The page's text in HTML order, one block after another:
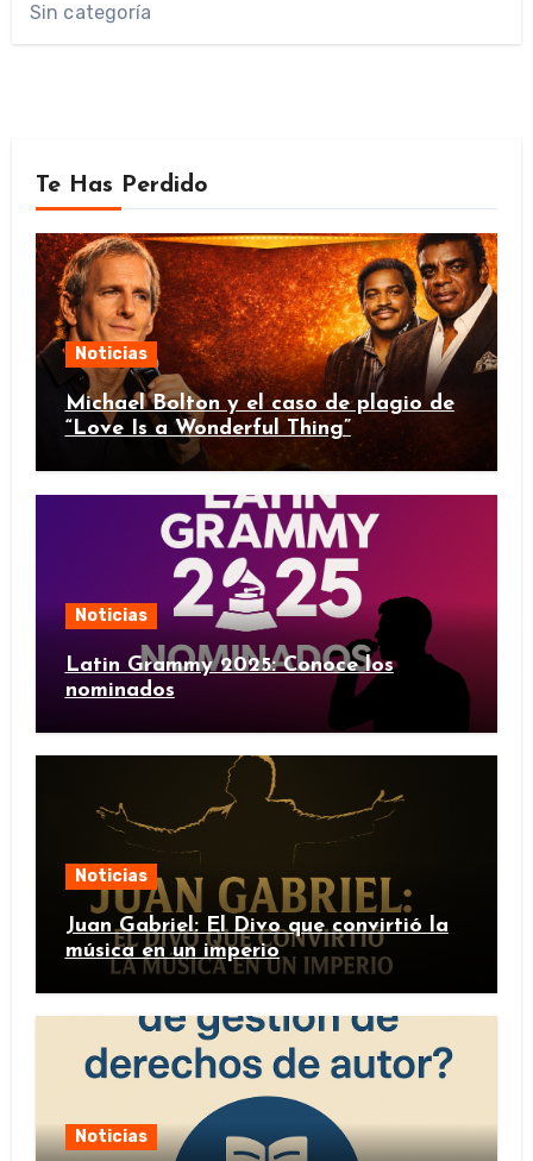
Sin categoría
Te Has Perdido
Noticias
Michael Bolton y el caso de plagio de
“Love Is a Wonderful Thing”
Noticias
Latin Grammy 2025: Conoce los
nominados
Noticias
Juan Gabriel: El Divo que convirtió la
música en un imperio
Noticias